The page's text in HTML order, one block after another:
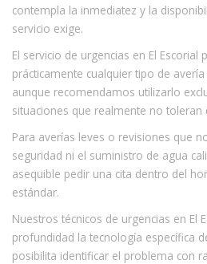
contempla la inmediatez y la
servicio exige.
El servicio de urgencias en El Escorial
prácticamente cualquier tipo de
aunque recomendamos utilizarlo
situaciones que realmente no toleran
Para averías leves o revisiones que
seguridad ni el suministro de agua
asequible pedir una cita dentro del
estándar.
Nuestros técnicos de urgencias en El
profundidad la tecnología específica
posibilita identificar el problema con